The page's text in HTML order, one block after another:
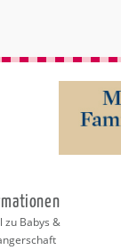
zu Babys &